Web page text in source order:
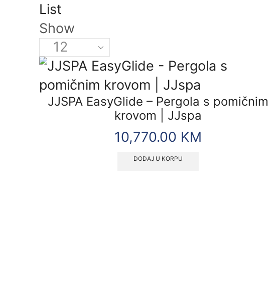
List
Show
JJSPA EasyGlide – Pergola s pomičnim
krovom | JJspa
10,770.00 KM
DODAJ U KORPU